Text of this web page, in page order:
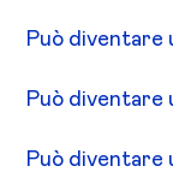
Può diventare
Può diventare
Può diventare